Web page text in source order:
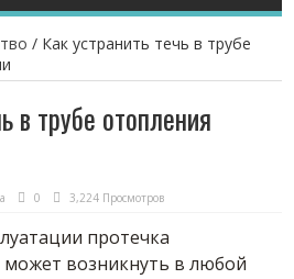
/ Как устранить течь в трубе
в трубе отопления
0 3,224 Просмотров
протечка
возникнуть в любой